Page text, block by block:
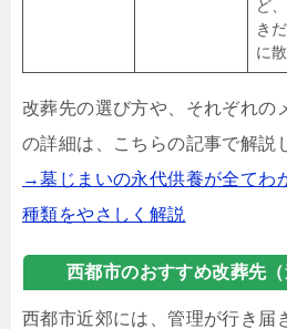
ど
き
に
改葬先の選び方や、それぞれの
の詳細は、こちらの記事で解説
→墓じまいの永代供養が全てわ
種類をやさしく解説
西都市のおすすめ改葬先（
西都市近郊には、管理が行き届